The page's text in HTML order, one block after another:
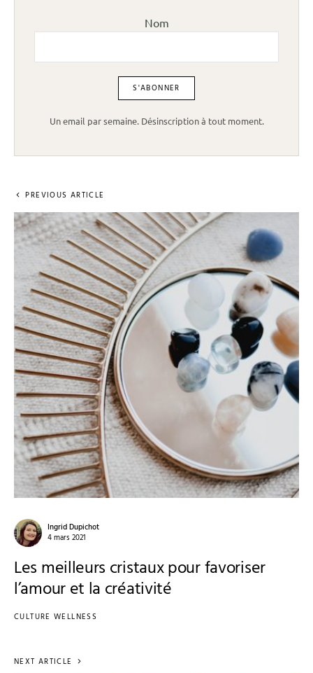
Nom
Un email par semaine. Désinscription à tout moment.
PREVIOUS ARTICLE
Ingrid Dupichot
4 mars 2021
Les meilleurs cristaux pour favoriser
l’amour et la créativité
CULTURE WELLNESS
NEXT ARTICLE